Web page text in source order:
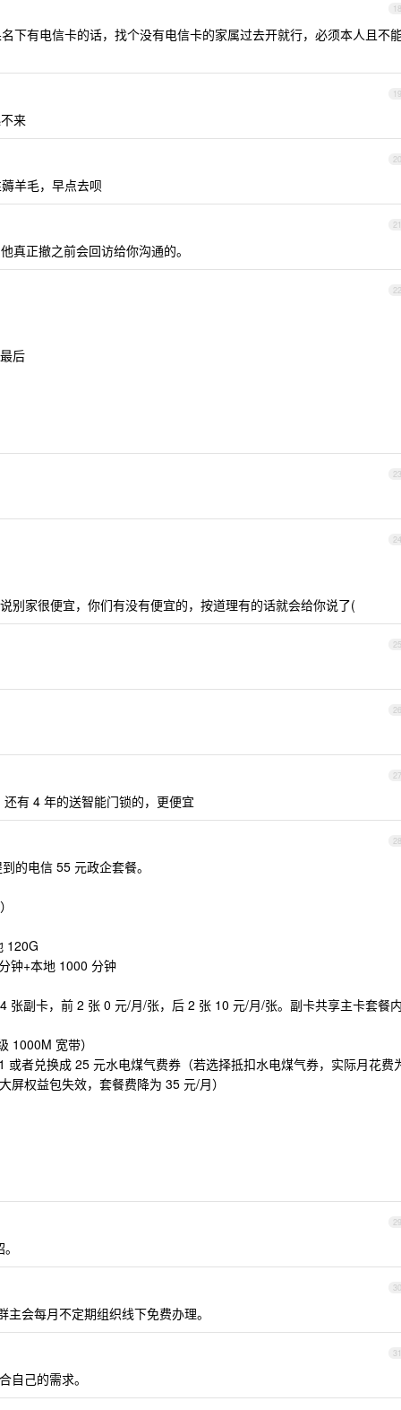
18
下有电信卡的话，找个没有电信卡的家属过去开就行，必须本人且不
19
来
20
羊毛，早点去呗
21
真正撤之前会回访给你沟通的。
22
后
23
24
别家很便宜，你们有没有便宜的，按道理有的话就会给你说了(
25
26
27
有 4 年的送智能门锁的，更便宜
28
的电信 55 元政企套餐。
120G
钟+本地 1000 分钟
张副卡，前 2 张 0 元/月/张，后 2 张 10 元/月/张。副卡共享主卡套餐内
1000M 宽带）
者兑换成 25 元水电煤气费券（若选择抵扣水电煤气券，实际月花费
权益包失效，套餐费降为 35 元/月）
29
30
会每月不定期组织线下免费办理。
31
自己的需求。